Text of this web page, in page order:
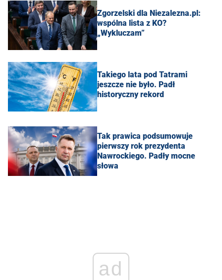
Zgorzelski dla Niezalezna.pl:
wspólna lista z KO?
„Wykluczam”
Takiego lata pod Tatrami
jeszcze nie było. Padł
historyczny rekord
Tak prawica podsumowuje
pierwszy rok prezydenta
Nawrockiego. Padły mocne
słowa
ad